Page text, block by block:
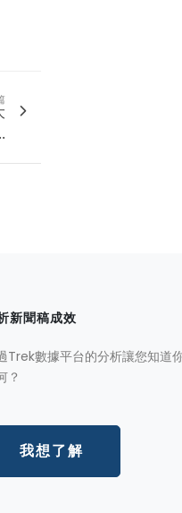
新聞稿成效
Trek數據平台的分析讓您知道
？
我想了解